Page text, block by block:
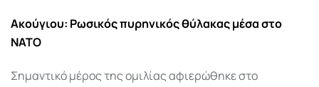
Ακούγιου: Ρωσικός πυρηνικός θύλακας μέσα στο
ΝΑΤΟ
Σημαντικό μέρος της ομιλίας αφιερώθηκε στο